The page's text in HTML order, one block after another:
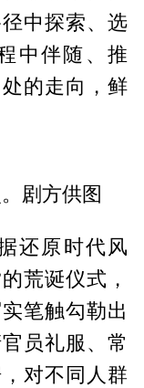
中探索、选
中伴随、推
的走向，鲜
剧方供图
还原时代风
荒诞仪式，
笔触勾勒出
员礼服、常
对不同人群